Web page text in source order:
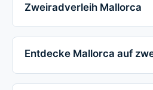
Zweiradverleih Mallorca
Entdecke Mallorca auf